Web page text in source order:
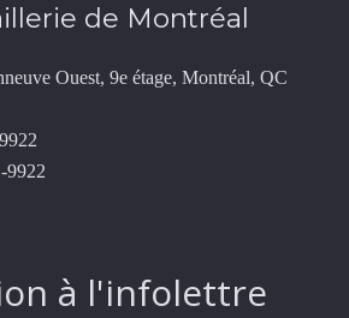
de Montréal
Ouest, 9e étage, Montréal, QC
9922
à l'infolettre